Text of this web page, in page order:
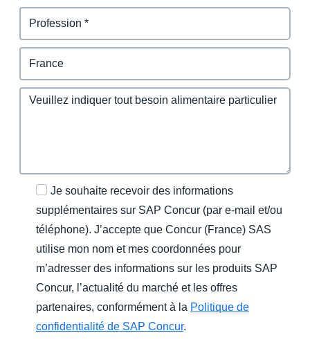
Je souhaite recevoir des informations
supplémentaires sur SAP Concur (par e-mail et/ou
téléphone). J’accepte que Concur (France) SAS
utilise mon nom et mes coordonnées pour
m’adresser des informations sur les produits SAP
Concur, l’actualité du marché et les offres
partenaires, conformément à la Politique de
confidentialité de SAP Concur.